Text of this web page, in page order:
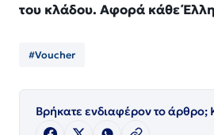
του κλάδου. Αφορά κάθε
#Voucher
Βρήκατε ενδιαφέρον το άρθρο;